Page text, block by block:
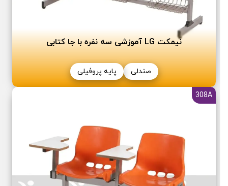
نیمکت LG آموزشی سه نفره با جا کتابی
صندلی پایه پروفیلی
308A